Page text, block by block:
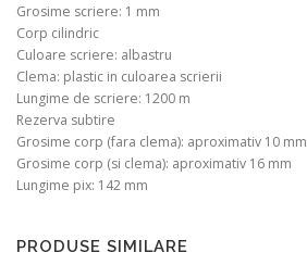
Grosime scriere: 1 mm
Corp cilindric
Culoare scriere: albastru
Clema: plastic in culoarea scrierii
Lungime de scriere: 1200 m
Rezerva subtire
Grosime corp (fara clema): aproximativ 10 mm
Grosime corp (si clema): aproximativ 16 mm
Lungime pix: 142 mm
PRODUSE SIMILARE